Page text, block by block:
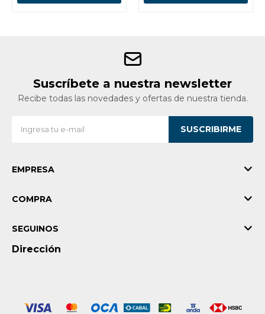
Suscríbete a nuestra newsletter
Recibe todas las novedades y ofertas de nuestra tienda.
SUSCRIBIRME
EMPRESA
COMPRA
Dirección
SEGUINOS